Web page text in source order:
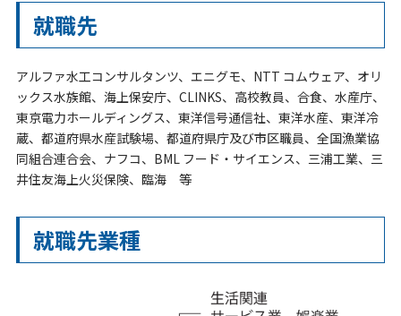
就職先
アルファ水工コンサルタンツ、エニグモ、NTT コムウェア、オリ
ックス水族館、海上保安庁、CLINKS、高校教員、合食、水産庁、
東京電力ホールディングス、東洋信号通信社、東洋水産、東洋冷
蔵、都道府県水産試験場、都道府県庁及び市区職員、全国漁業協
同組合連合会、ナフコ、BML フード・サイエンス、三浦工業、三
井住友海上火災保険、臨海 等
就職先業種